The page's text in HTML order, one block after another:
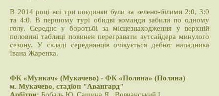
В 2014 році всі три поєдинки були за зелено-білими 2:0, 3:0
та 4:0. В першому турі обидві команди забили по одному
голу. Середнє у боротьбі за місцезнаходження у верхній
половині таблиці повинен перегравати аутсайдера минулого
сезону. У складі середнянців очікується дебют нападника
Івана Жаренка.
ФК «Мункач» (Мукачево) - ФК «Поляна» (Поляна)
м. Мукачево, стадіон "Авангард"